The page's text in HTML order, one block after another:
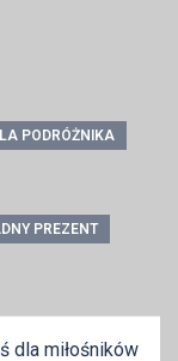
PODRÓŻNIKA
PREZENT
dla miłośników